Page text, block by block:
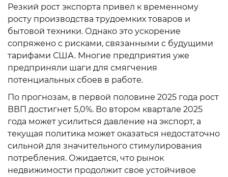
Резкий рост экспорта привел к временному
росту производства трудоемких товаров и
бытовой техники. Однако это ускорение
сопряжено с рисками, связанными с будущими
тарифами США. Многие предприятия уже
предприняли шаги для смягчения
потенциальных сбоев в работе.
По прогнозам, в первой половине 2025 года рост
ВВП достигнет 5,0%. Во втором квартале 2025
года может усилиться давление на экспорт, а
текущая политика может оказаться недостаточно
сильной для значительного стимулирования
потребления. Ожидается, что рынок
недвижимости продолжит свое устойчивое